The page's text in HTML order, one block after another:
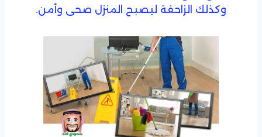
وكذلك الزاحفة ليصبح المنزل صحى وأمن.